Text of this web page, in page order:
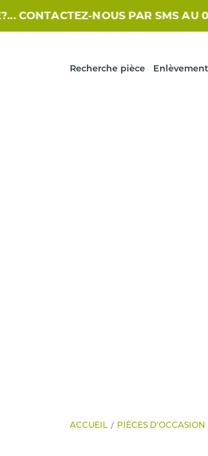
CONTACTEZ-NOUS PAR SMS AU
Recherche pièce
ACCUEIL PIÈCES D'OCCASION